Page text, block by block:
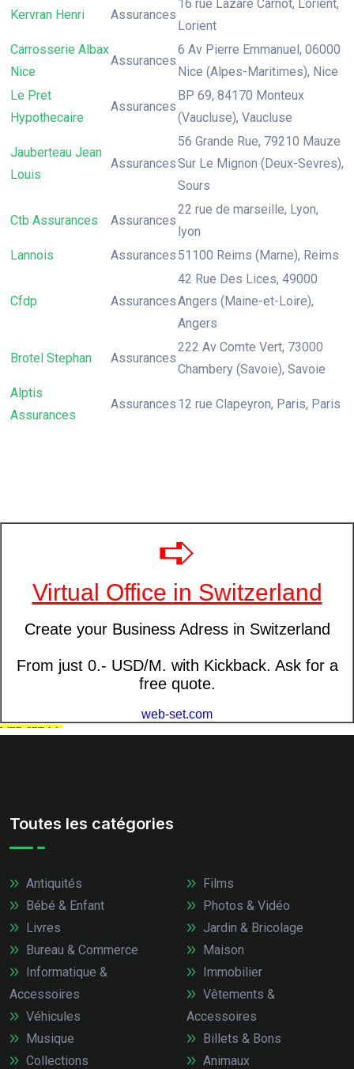
Kervran Henri Assurances
16 rue Lazare Carnot, Lorient,
Lorient
Carrosserie Albax
Nice
Assurances
6 Av Pierre Emmanuel, 06000
Nice (Alpes-Maritimes), Nice
Le Pret
Hypothecaire
Assurances
BP 69, 84170 Monteux
(Vaucluse), Vaucluse
Jauberteau Jean
Louis
Assurances
56 Grande Rue, 79210 Mauze
Sur Le Mignon (Deux-Sevres),
Sours
Ctb Assurances Assurances
22 rue de marseille, Lyon,
lyon
Lannois
Assurances 51100 Reims (Marne), Reims
Cfdp Assurances
42 Rue Des Lices, 49000
Angers (Maine-et-Loire),
Angers
Brotel Stephan Assurances
222 Av Comte Vert, 73000
Chambery (Savoie), Savoie
Alptis
Assurances
Assurances 12 rue Clapeyron, Paris, Paris
Toutes les catégories
Antiquités
Bébé & Enfant
Livres
Bureau & Commerce
Informatique &
Accessoires
Véhicules
Films
Photos & Vidéo
Jardin & Bricolage
Maison
Immobilier
Vêtements &
Accessoires
Musique
Collections
Billets & Bons
Animaux